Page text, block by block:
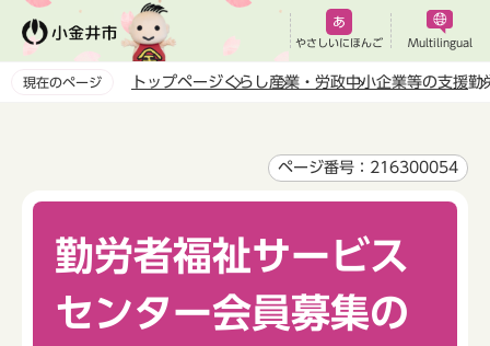
ペ
やさしいにほんご Multilingual
現在のページ トップページくらし産業・労政中小企業等の支援勤
ページ番号：216300054
勤労者福祉サービス
センター会員募集の